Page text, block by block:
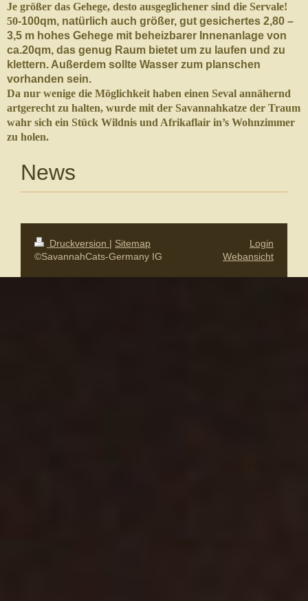
Je größer das Gehege, desto aus­geglich­ener sind die Servale!
50-​100qm, natür­lich auch größer, gut gesichertes 2,80 –
3,5 m hohes Gehege mit beheizbarer Innenan­lage von
ca.20qm, das genug Raum bietet um zu laufen und zu
klet­tern. Außer­dem sollte Wasser zum plan­schen
vorhan­den sein.
Da nur wenige die Möglichkeit haben einen Seval annäh­ernd
art­gerecht zu hal­ten, wurde mit der Savan­nahkatze der Traum
wahr sich ein Stück Wild­nis und Afrikaflair in’s Wohnz­im­mer
zu holen.
News
Druckversion | Sitemap
©SavannahCats-Germany IG
Login
Webansicht